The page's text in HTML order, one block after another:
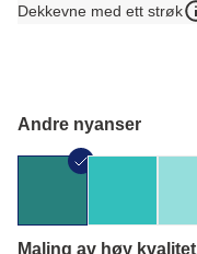
Dekkevne med ett strøk
Andre nyanser
Maling av høy kvalitet